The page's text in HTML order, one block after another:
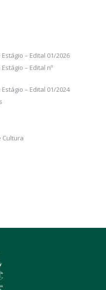
– Edital 01/2026
– Edital nº
– Edital 01/2024
Cultura